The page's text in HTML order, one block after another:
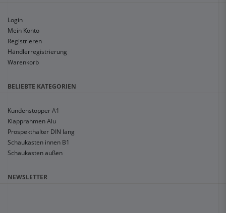
Login
Mein Konto
Registrieren
Händlerregistrierung
Warenkorb
BELIEBTE KATEGORIEN
Kundenstopper A1
Klapprahmen Alu
Prospekthalter DIN lang
Schaukasten innen B1
Schaukasten außen
NEWSLETTER